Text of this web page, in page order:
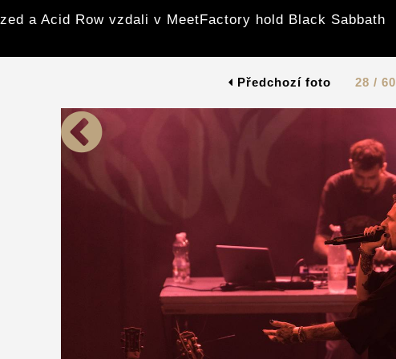
a Acid Row vzdali v MeetFactory hold Black Sabbath
Předchozí foto 28 / 60